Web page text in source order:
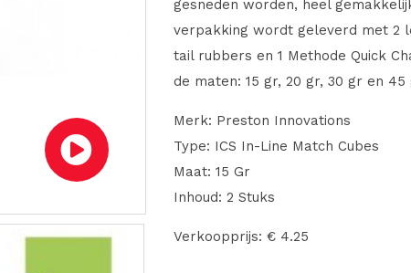
gesneden worden, heel
verpakking wordt geleverd met 2
tail rubbers en 1 Methode Quick
de maten: 15 gr, 20 gr, 30 gr en 45
Merk: Preston Innovations
Type: ICS In-Line Match Cubes
Maat: 15 Gr
Inhoud: 2 Stuks
Verkoopprijs: € 4.25